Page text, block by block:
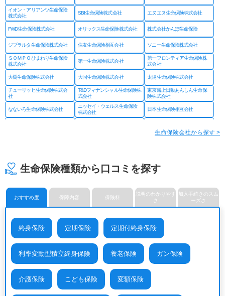
イオン・アリアンツ生命保険
株式会社
SBI生命保険株式会社 エヌエヌ生命保険株式会社
FWD生命保険株式会社 オリックス生命保険株式会社 株式会社かんぽ生命保険
ジブラルタ生命保険株式会社 住友生命保険相互会社 ソニー生命保険株式会社
ＳＯＭＰＯひまわり生命保険
株式会社
第一生命保険株式会社
第一フロンティア生命保険株
式会社
大樹生命保険株式会社 大同生命保険株式会社 太陽生命保険株式会社
チューリッヒ生命保険株式会
社
T&Dフィナンシャル生命保険株
式会社
東京海上日動あんしん生命保
険株式会社
なないろ生命保険株式会社
ニッセイ・ウェルス生命保険
株式会社
日本生命保険相互会社
みどり生命保険株式会社 明治安田生命保険相互会社
メットライフ生命保険株式会
メディケア生命保険株式会社 楽天生命保険株式会社
生命保険会社から探す >
生命保険種類から口コミを探す
おすすめ度 保障内容 保険料
説明のわかりやす
さ
加入手続きのスム
ーズさ
終身保険 定期保険 定期付終身保険
利率変動型積立終身保険 養老保険 ガン保険
介護保険 こども保険 変額保険